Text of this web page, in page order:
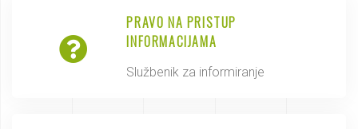
PRAVO NA PRISTUP
INFORMACIJAMA
Službenik za informiranje